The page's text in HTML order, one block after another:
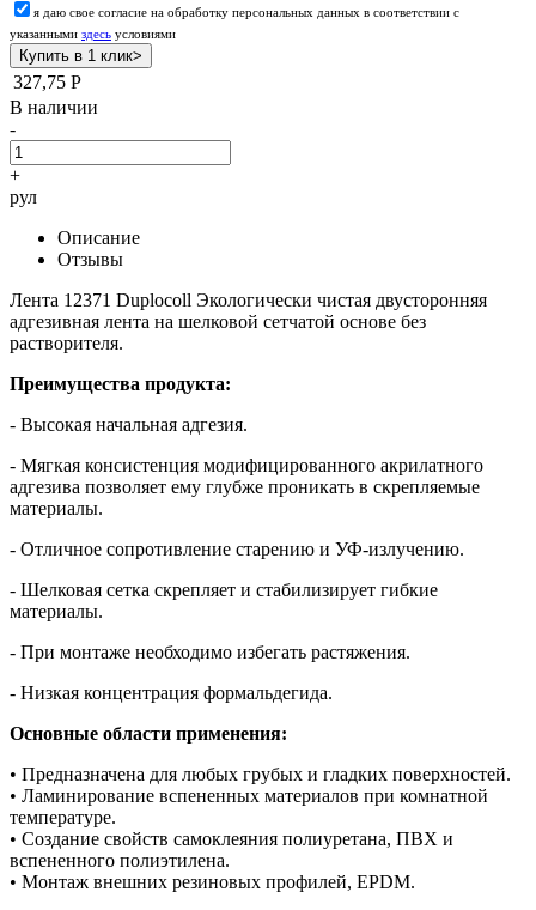
я даю свое согласие на обработку персональных данных в соответствии с
указанными здесь условиями
327,75 Р
В наличии
-
+
рул
Описание
Отзывы
Лента 12371 Duplocoll Экологически чистая двусторонняя
адгезивная лента на шелковой сетчатой основе без
растворителя.
Преимущества продукта:
- Высокая начальная адгезия.
- Мягкая консистенция модифицированного акрилатного
адгезива позволяет ему глубже проникать в скрепляемые
материалы.
- Отличное сопротивление старению и УФ-излучению.
- Шелковая сетка скрепляет и стабилизирует гибкие
материалы.
- При монтаже необходимо избегать растяжения.
- Низкая концентрация формальдегида.
Основные области применения:
• Предназначена для любых грубых и гладких поверхностей.
• Ламинирование вспененных материалов при комнатной
температуре.
• Создание свойств самоклеяния полиуретана, ПВХ и
вспененного полиэтилена.
• Монтаж внешних резиновых профилей, EPDM.